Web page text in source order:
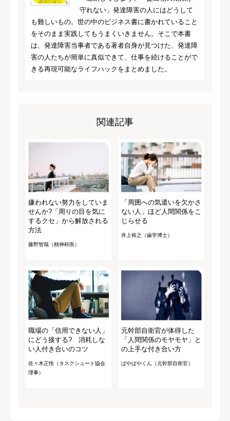
守れない」発達障害の人にはどうして
も難しいもの。世の中のビジネス書に書かれていること
をそのまま実践してもうまくいきません。そこで本書
は、発達障害当事者である著者自身が見つけた、発達障
害の人たちが簡単に真似できて、仕事を続けることがで
きる再現可能なライフハックをまとめました。
関連記事
嫌われない努力をしていま
せんか?「周りの目を気に
するクセ」から解放される
方法
藤野智哉（精神科医）
「周囲への気遣いを欠かさ
ない人」ほど人間関係をこ
じらせる
井上裕之（歯学博士）
職場の「信用できない人」
にどう接する? 消耗しな
い人付き合いのコツ
佐々木正悟（タスクシュート協会
理事）
元幹部自衛官が体得した
「人間関係のモヤモヤ」と
の上手な付き合い方
ぱやぱやくん（元幹部自衛官）